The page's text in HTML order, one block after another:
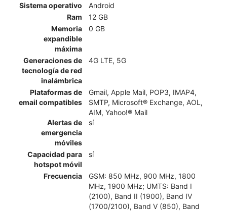
Sistema operativo
Android
Ram
12 GB
Memoria
expandible
máxima
0 GB
Generaciones de
tecnología de red
inalámbrica
4G LTE, 5G
Plataformas de
email compatibles
Gmail, Apple Mail, POP3, IMAP4,
SMTP, Microsoft® Exchange, AOL,
AIM, Yahoo!® Mail
Alertas de
emergencia
móviles
sí
Capacidad para
hotspot móvil
sí
Frecuencia
GSM: 850 MHz, 900 MHz, 1800
MHz, 1900 MHz; UMTS: Band I
(2100), Band II (1900), Band IV
(1700/2100), Band V (850), Band